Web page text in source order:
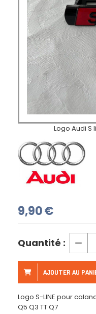
Logo Audi
9,90€
Quantité :
AJOUTER AU
Logo S-LINE pour
Q5 Q3 TT Q7